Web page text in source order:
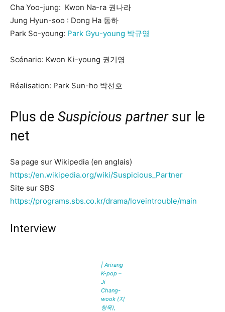
Cha Yoo-jung: Kwon Na-ra 권나라
Jung Hyun-soo : Dong Ha 동하
Park So-young: Park Gyu-young 박규영
Scénario: Kwon Ki-young 권기영
Réalisation: Park Sun-ho 박선호
Plus de Suspicious partnersur le
net
Sa page sur Wikipedia (en anglais)
https://en.wikipedia.org/wiki/Suspicious_Partner
Site sur SBS
https://programs.sbs.co.kr/drama/loveintrouble/main
Interview
| Arirang
K-pop –
Ji
Chang-
wook (지
창욱),